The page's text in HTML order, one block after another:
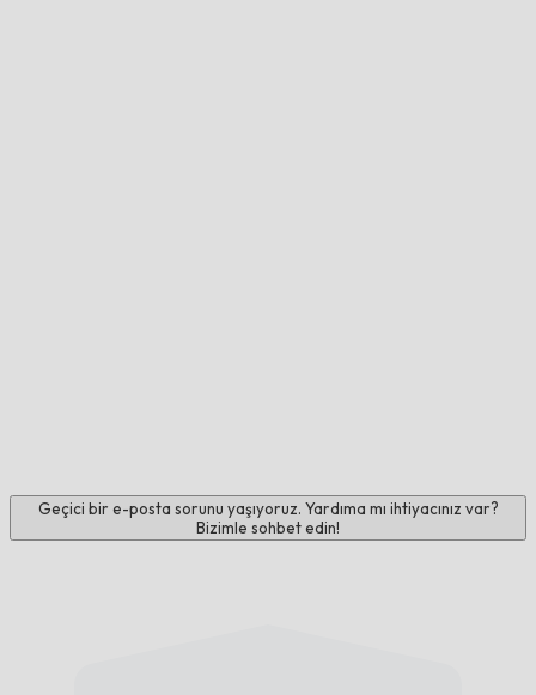
Geçici bir e-posta sorunu yaşıyoruz. Yardıma mı ihtiyacınız var?
Bizimle sohbet edin!